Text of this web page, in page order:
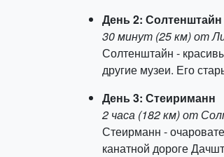
День 2: Солтенштайн
30 минут (25 км) от
Солтенштайн -
другие музеи. Его
День 3: Стеириманн
2 часа (182 км) от
Стеирманн -
канатной дороге